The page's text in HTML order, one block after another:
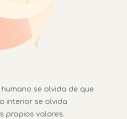
se olvida de que
interior se olvida
propios valores.